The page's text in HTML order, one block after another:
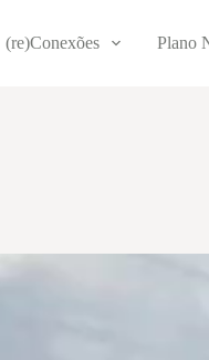
(re)Conexões Plano